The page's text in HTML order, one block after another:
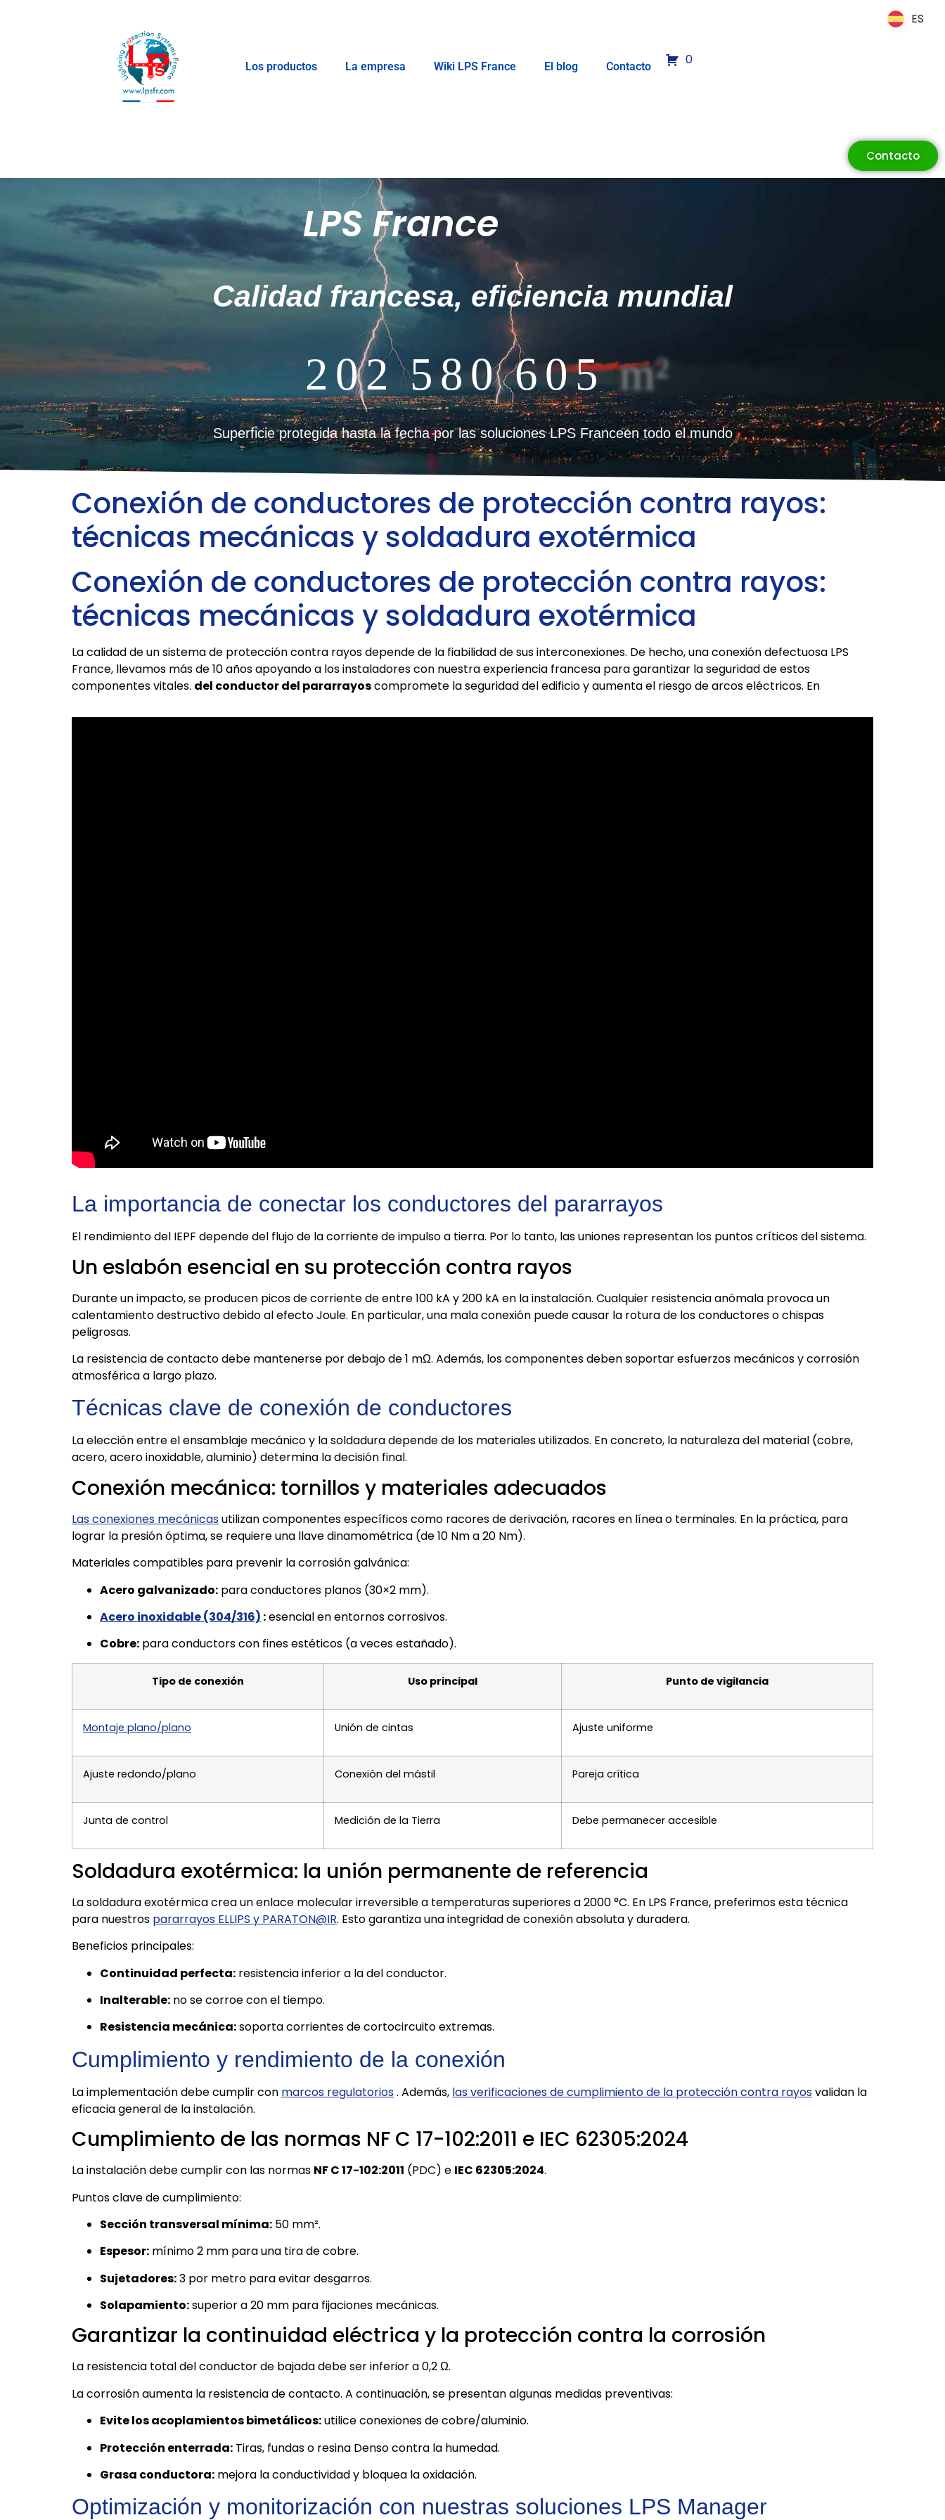
Los productos La empresa Wiki LPS France El blog Contacto 0
Contacto
LPS France
Calidad francesa, eficiencia mundial
2 02 5 80 605 m²
Superficie protegida hasta la fecha por las soluciones LPS Franceen todo el mundo
Conexión de conductores de protección contra rayos:
técnicas mecánicas y soldadura exotérmica
Conexión de conductores de protección contra rayos:
técnicas mecánicas y soldadura exotérmica
La calidad de un sistema de protección contra rayos depende de la fiabilidad de sus interconexiones. De hecho, una conexión defectuosa LPS
France, llevamos más de 10 años apoyando a los instaladores con nuestra experiencia francesa para garantizar la seguridad de estos
componentes vitales. del conductor del pararrayoscompromete la seguridad del edificio y aumenta el riesgo de arcos eléctricos. En
La importancia de conectar los conductores del pararrayos
El rendimiento del IEPF depende del flujo de la corriente de impulso a tierra. Por lo tanto, las uniones representan los puntos críticos del sistema.
Un eslabón esencial en su protección contra rayos
Durante un impacto, se producen picos de corriente de entre 100 kA y 200 kA en la instalación. Cualquier resistencia anómala provoca un
calentamiento destructivo debido al efecto Joule. En particular, una mala conexión puede causar la rotura de los conductores o chispas
peligrosas.
La resistencia de contacto debe mantenerse por debajo de 1 mΩ. Además, los componentes deben soportar esfuerzos mecánicos y corrosión
atmosférica a largo plazo.
Técnicas clave de conexión de conductores
La elección entre el ensamblaje mecánico y la soldadura depende de los materiales utilizados. En concreto, la naturaleza del material (cobre,
acero, acero inoxidable, aluminio) determina la decisión final.
Conexión mecánica: tornillos y materiales adecuados
Las conexiones mecánicasutilizan componentes específicos como racores de derivación, racores en línea o terminales. En la práctica, para
lograr la presión óptima, se requiere una llave dinamométrica (de 10 Nm a 20 Nm).
Materiales compatibles para prevenir la corrosión galvánica:
Acero galvanizado: para conductores planos (30×2 mm).
Acero inoxidable (304/316) :esencial en entornos corrosivos.
Cobre: ​​para conductors con fines estéticos (a veces estañado).
Tipo de conexión Uso principal Punto de vigilancia
Montaje plano/plano Unión de cintas Ajuste uniforme
Ajuste redondo/plano Conexión del mástil Pareja crítica
Junta de control Medición de la Tierra Debe permanecer accesible
Soldadura exotérmica: la unión permanente de referencia
La soldadura exotérmica crea un enlace molecular irreversible a temperaturas superiores a 2000 °C. En LPS France, preferimos esta técnica
para nuestros pararrayos ELLIPS y PARATON@IR. Esto garantiza una integridad de conexión absoluta y duradera.
Beneficios principales:
Continuidad perfecta: resistencia inferior a la del conductor.
Inalterable: no se corroe con el tiempo.
Resistencia mecánica:soporta corrientes de cortocircuito extremas.
Cumplimiento y rendimiento de la conexión
La implementación debe cumplir con marcos regulatorios. Además, las verificaciones de cumplimiento de la protección contra rayosvalidan la
eficacia general de la instalación.
Cumplimiento de las normas NF C 17-102:2011 e IEC 62305:2024
La instalación debe cumplir con las normas NF C 17-102:2011 (PDC) e IEC 62305:2024.
Puntos clave de cumplimiento:
Sección transversal mínima: 50 mm².
Espesor: mínimo 2 mm para una tira de cobre.
Sujetadores:3 por metro para evitar desgarros.
Solapamiento:superior a 20 mm para fijaciones mecánicas.
Garantizar la continuidad eléctrica y la protección contra la corrosión
La resistencia total del conductor de bajada debe ser inferior a 0,2 Ω.
La corrosión aumenta la resistencia de contacto. A continuación, se presentan algunas medidas preventivas:
Evite los acoplamientos bimetálicos:utilice conexiones de cobre/aluminio.
Protección enterrada: Tiras, fundas o resina Denso contra la humedad.
Grasa conductora: mejora la conductividad y bloquea la oxidación.
Optimización y monitorización con nuestras soluciones LPS Manager
ES
ES